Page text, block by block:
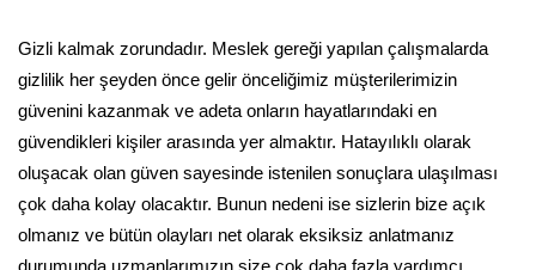
Gizli kalmak zorundadır. Meslek gereği yapılan çalışmalarda
gizlilik her şeyden önce gelir önceliğimiz müşterilerimizin
güvenini kazanmak ve adeta onların hayatlarındaki en
güvendikleri kişiler arasında yer almaktır. Hatayılıklı olarak
oluşacak olan güven sayesinde istenilen sonuçlara ulaşılması
çok daha kolay olacaktır. Bunun nedeni ise sizlerin bize açık
olmanız ve bütün olayları net olarak eksiksiz anlatmanız